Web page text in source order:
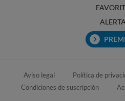
Aviso legal Política de
Condiciones de suscripción